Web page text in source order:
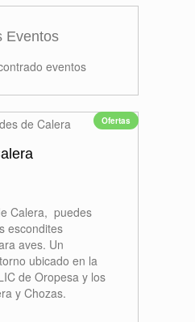
Eventos
eventos
Ofertas
Calera, puedes
escondites
aves. Un
ubicado en la
de Oropesa y los
y Chozas.